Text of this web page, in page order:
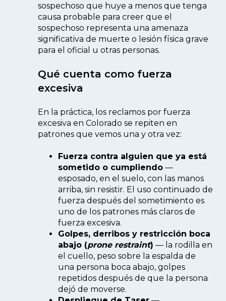
sospechoso que huye a menos que tenga
causa probable para creer que el
sospechoso representa una amenaza
significativa de muerte o lesión física grave
para el oficial u otras personas.
Qué cuenta como fuerza
excesiva
En la práctica, los reclamos por fuerza
excesiva en Colorado se repiten en
patrones que vemos una y otra vez:
Fuerza contra alguien que ya está
sometido o cumpliendo —
esposado, en el suelo, con las manos
arriba, sin resistir. El uso continuado de
fuerza después del sometimiento es
uno de los patrones más claros de
fuerza excesiva.
Golpes, derribos y restricción boca
abajo (prone restraint) — la rodilla en
el cuello, peso sobre la espalda de
una persona boca abajo, golpes
repetidos después de que la persona
dejó de moverse.